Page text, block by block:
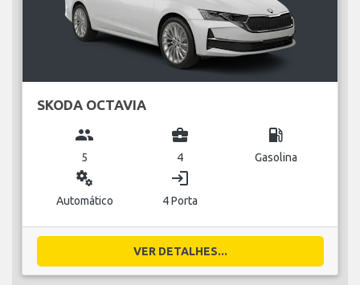
SKODA OCTAVIA
group
5
business_center
4
local_gas_station
Gasolina
miscellaneous_services
Automático
login
4 Porta
VER DETALHES...